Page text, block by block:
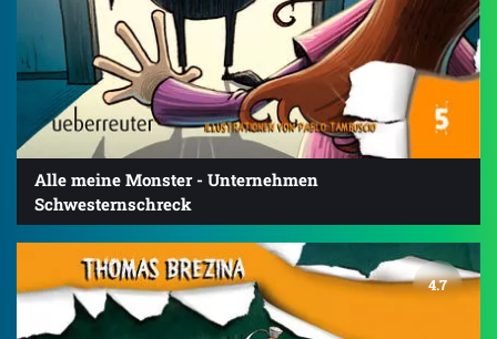
Alle meine Monster - Unternehmen
Schwesternschreck
4.7